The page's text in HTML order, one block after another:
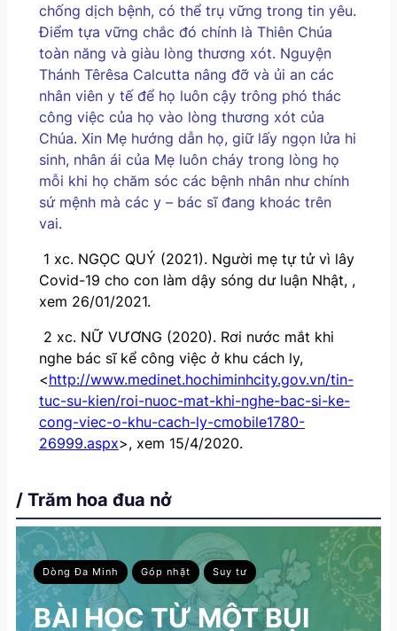
chống dịch bệnh, có thể trụ vững trong tin yêu.
Điểm tựa vững chắc đó chính là Thiên Chúa
toàn năng và giàu lòng thương xót. Nguyện
Thánh Têrêsa Calcutta nâng đỡ và ủi an các
nhân viên y tế để họ luôn cậy trông phó thác
công việc của họ vào lòng thương xót của
Chúa. Xin Mẹ hướng dẫn họ, giữ lấy ngọn lửa hi
sinh, nhân ái của Mẹ luôn cháy trong lòng họ
mỗi khi họ chăm sóc các bệnh nhân như chính
sứ mệnh mà các y – bác sĩ đang khoác trên
vai.
1 xc. NGỌC QUÝ (2021). Người mẹ tự tử vì lây
Covid-19 cho con làm dậy sóng dư luận Nhật, ,
xem 26/01/2021.
2 xc. NỮ VƯƠNG (2020). Rơi nước mắt khi
nghe bác sĩ kể công việc ở khu cách ly,
<http://www.medinet.hochiminhcity.gov.vn/tin-
tuc-su-kien/roi-nuoc-mat-khi-nghe-bac-si-ke-
cong-viec-o-khu-cach-ly-cmobile1780-
26999.aspx>, xem 15/4/2020.
/ Trăm hoa đua nở
Dòng Đa Minh Góp nhặt Suy tư
BÀI HỌC TỪ MỘT BỤI